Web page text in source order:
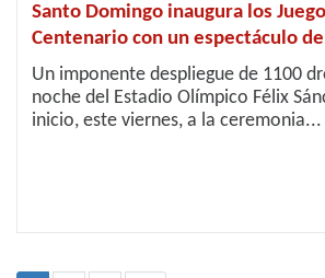
Santo Domingo inaugura los
Centenario con un espectáculo
Un imponente despliegue de 1100
noche del Estadio Olímpico Félix
inicio, este viernes, a la ceremonia...